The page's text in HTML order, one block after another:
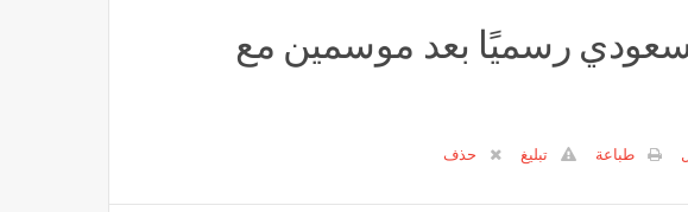
رسميًا بعد موسمين مع
طباعة تبليغ حذف